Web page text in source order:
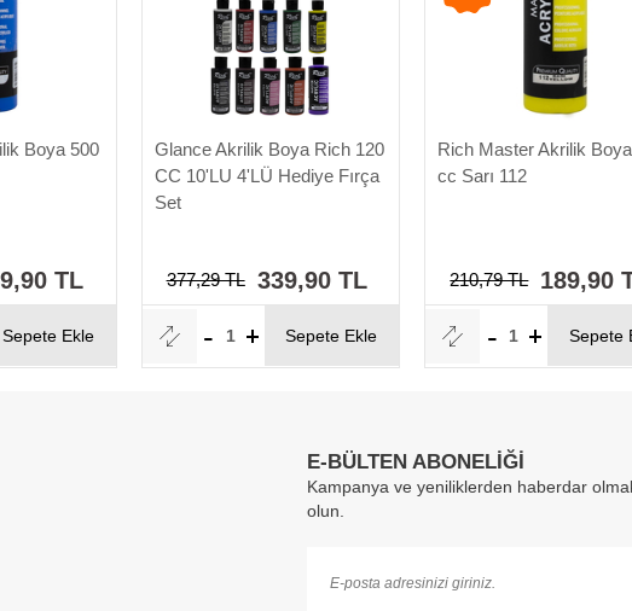
Boya 500
TL
Sepete Ekle
Glance Akrilik Boya Rich 120
CC 10'LU 4'LÜ Hediye Fırça
Set
377,29 TL 339,90 TL
Sepete Ekle
Rich Master Akrilik
cc Sarı 112
210,79 TL 189,90
Sepete
E-BÜLTEN ABONELİĞİ
Kampanya ve yeniliklerden haberdar
olun.